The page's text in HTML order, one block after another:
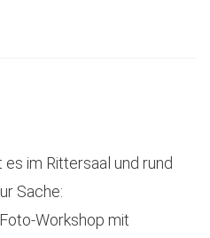
im Rittersaal und rund
Sache:
Workshop mit